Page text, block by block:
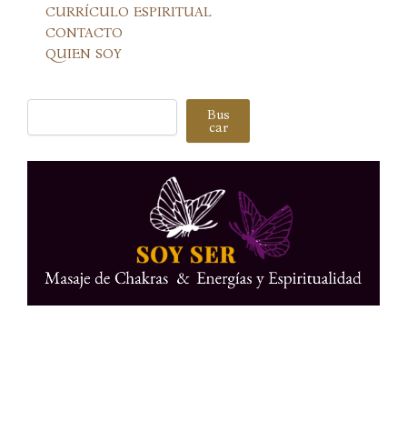
CURRÍCULO ESPIRITUAL
CONTACTO
QUIEN SOY
Buscar Bus
car